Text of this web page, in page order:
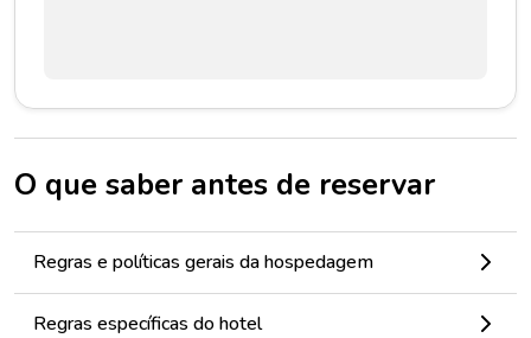
O que saber antes de reservar
Regras e políticas gerais da hospedagem
Regras específicas do hotel